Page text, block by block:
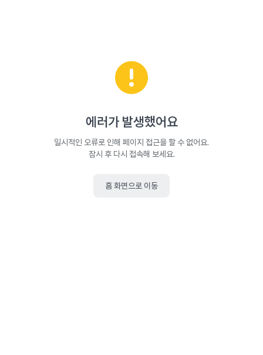
에러가 발생했어요
일시적인 오류로 인해 페이지 접근을 할 수 없어요.
잠시 후 다시 접속해 보세요.
홈 화면으로 이동